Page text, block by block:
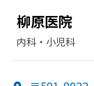
柳原医院
内科・​小児科